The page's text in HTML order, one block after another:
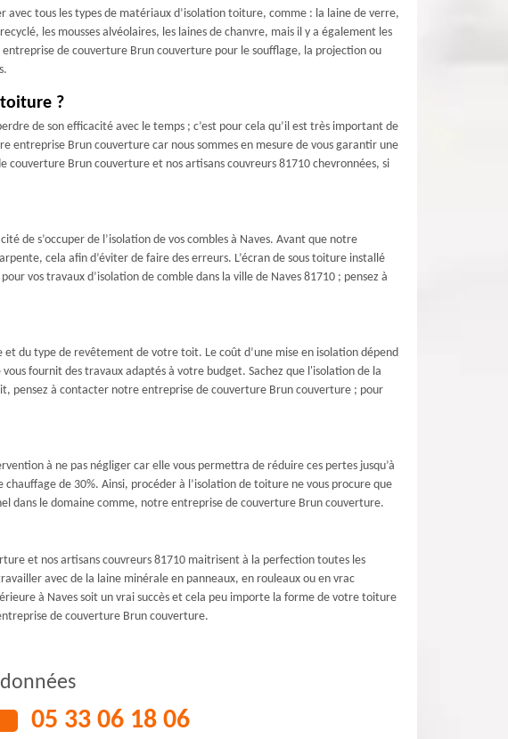
tous les types de matériaux d’isolation toiture, comme : la laine de verre,
les mousses alvéolaires, les laines de chanvre, mais il y a également les
de couverture Brun couverture pour le soufflage, la projection ou
?
de son efficacité avec le temps ; c’est pour cela qu’il est très important de
entreprise Brun couverture car nous sommes en mesure de vous garantir une
couverture Brun couverture et nos artisans couvreurs 81710 chevronnées, si
de s’occuper de l’isolation de vos combles à Naves. Avant que notre
cela afin d’éviter de faire des erreurs. L’écran de sous toiture installé
vos travaux d’isolation de comble dans la ville de Naves 81710 ; pensez à
du type de revêtement de votre toit. Le coût d’une mise en isolation dépend
fournit des travaux adaptés à votre budget. Sachez que l'isolation de la
pensez à contacter notre entreprise de couverture Brun couverture ; pour
à ne pas négliger car elle vous permettra de réduire ces pertes jusqu’à
de 30%. Ainsi, procéder à l’isolation de toiture ne vous procure que
dans le domaine comme, notre entreprise de couverture Brun couverture.
et nos artisans couvreurs 81710 maitrisent à la perfection toutes les
avec de la laine minérale en panneaux, en rouleaux ou en vrac
à Naves soit un vrai succès et cela peu importe la forme de votre toiture
de couverture Brun couverture.
05 33 06 18 06